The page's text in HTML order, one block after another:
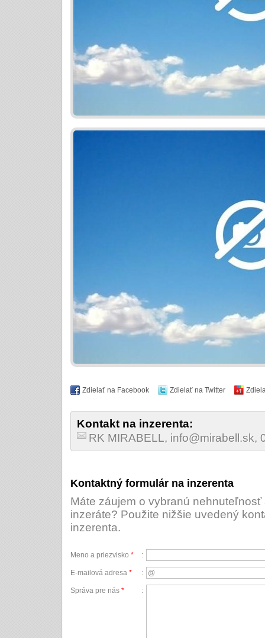
Zdielať na Facebook Zdielať na Twitter
Kontakt na inzerenta:
RK MIRABELL, info@mirabell.sk,
Kontaktný formulár na inzerenta
Máte záujem o vybranú
inzeráte? Použite nižšie uvedený
inzerenta.
Meno a priezvisko * :
E-mailová adresa * :
Správa pre nás * :